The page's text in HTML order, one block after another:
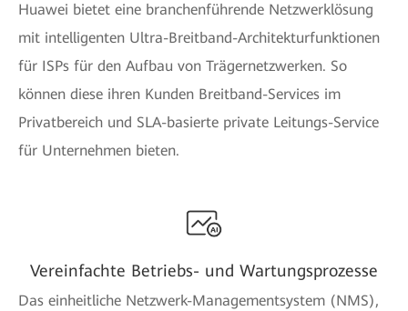
Huawei bietet eine branchenführende Netzwerklösung
mit intelligenten Ultra-Breitband-Architekturfunktionen
für ISPs für den Aufbau von Trägernetzwerken. So
können diese ihren Kunden Breitband-Services im
Privatbereich und SLA-basierte private Leitungs-Service
für Unternehmen bieten.
Vereinfachte Betriebs- und Wartungsprozesse
Das einheitliche Netzwerk-Managementsystem (NMS),